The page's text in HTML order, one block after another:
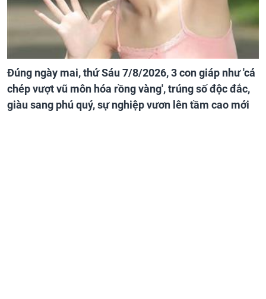
Đúng ngày mai, thứ Sáu 7/8/2026, 3 con giáp như 'cá
chép vượt vũ môn hóa rồng vàng', trúng số độc đắc,
giàu sang phú quý, sự nghiệp vươn lên tầm cao mới